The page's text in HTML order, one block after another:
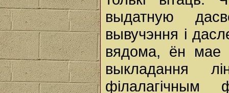
выдатную
вывучэння і
вядома, ён мае
выкладання
філалагічным